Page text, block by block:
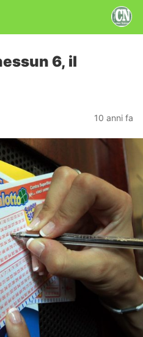
6, il
10 anni fa